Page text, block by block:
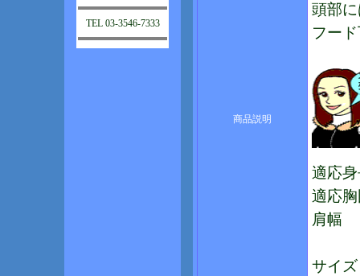
TEL 03-3546-7333
商品説明
頭部
フー
適応
適応
肩
サイ